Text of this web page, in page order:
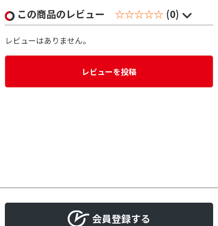
この商品のレビュー ☆☆☆☆☆ (0)
レビューはありません。
レビューを投稿
会員登録する